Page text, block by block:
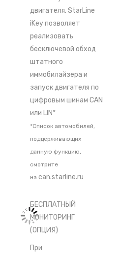
двигателя. StarLine
iKey позволяет
реализовать
бесключевой обход
штатного
иммобилайзера и
запуск двигателя по
цифровым шинам CAN
или LIN*
*Список автомобилей,
поддерживающих
данную функцию,
смотрите
на can.starline.ru
БЕСПЛАТНЫЙ
МОНИТОРИНГ
(ОПЦИЯ)
При